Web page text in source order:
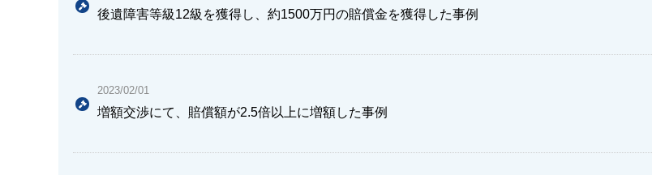
後遺障害等級12級を獲得し、約1500万円の賠償金を獲得した事例
2023/02/01
増額交渉にて、賠償額が2.5倍以上に増額した事例